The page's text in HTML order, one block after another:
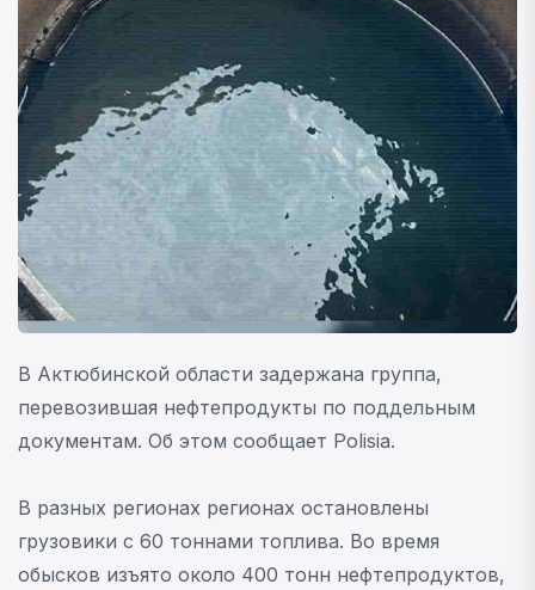
В Актюбинской области задержана группа,
перевозившая нефтепродукты по поддельным
документам. Об этом сообщает Polisia.
В разных регионах регионах остановлены
грузовики с 60 тоннами топлива. Во время
обысков изъято около 400 тонн нефтепродуктов,